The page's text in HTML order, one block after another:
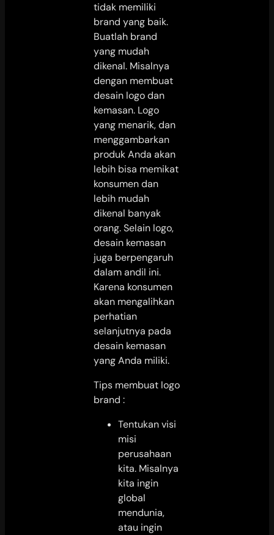
tidak memiliki
brand yang baik.
Buatlah brand
yang mudah
dikenal. Misalnya
dengan membuat
desain logo dan
kemasan. Logo
yang menarik, dan
menggambarkan
produk Anda akan
lebih bisa memikat
konsumen dan
lebih mudah
dikenal banyak
orang. Selain logo,
desain kemasan
juga berpengaruh
dalam andil ini.
Karena konsumen
akan mengalihkan
perhatian
selanjutnya pada
desain kemasan
yang Anda miliki.
Tips membuat logo
brand :
Tentukan visi
misi
perusahaan
kita. Misalnya
kita ingin
global
mendunia,
atau ingin